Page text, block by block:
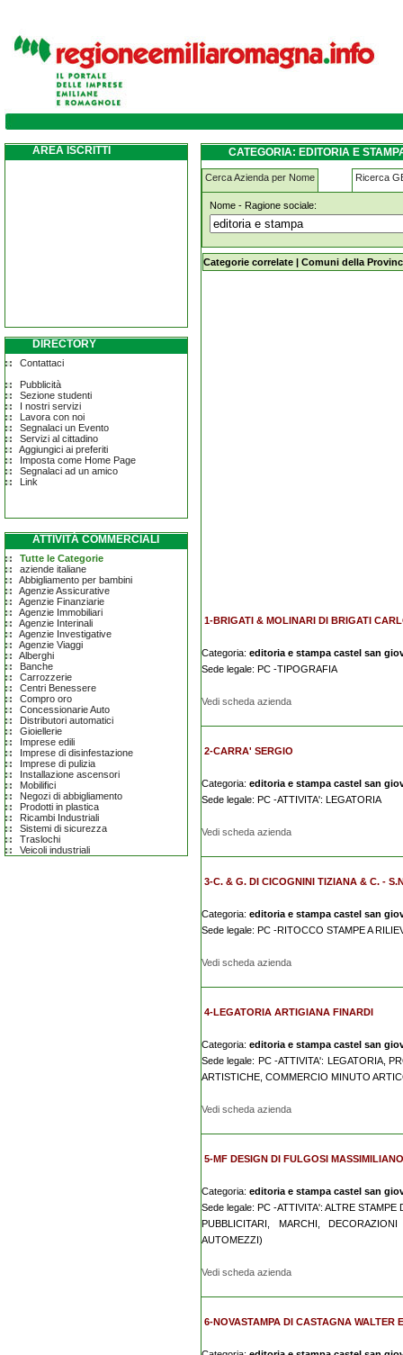
editoria-e-stampa castel-san-giovanni
AREA ISCRITTI
DIRECTORY
Contattaci
Pubblicità
Sezione studenti
I nostri servizi
Lavora con noi
Segnalaci un Evento
Servizi al cittadino
Aggiungici ai preferiti
Imposta come Home Page
Segnalaci ad un amico
Link
ATTIVITÀ COMMERCIALI
Tutte le Categorie
aziende italiane
Abbigliamento per bambini
Agenzie Assicurative
Agenzie Finanziarie
Agenzie Immobiliari
Agenzie Interinali
Agenzie Investigative
Agenzie Viaggi
Alberghi
Banche
Carrozzerie
Centri Benessere
Compro oro
Concessionarie Auto
Distributori automatici
Gioiellerie
Imprese edili
Imprese di disinfestazione
Imprese di pulizia
Installazione ascensori
Mobilifici
Negozi di abbigliamento
Prodotti in plastica
Ricambi Industriali
Sistemi di sicurezza
Traslochi
Veicoli industriali
CATEGORIA: EDITORIA E
Cerca Azienda per Nome Ricerca
Nome - Ragione sociale:
editoria-e-stampa castel-san-
Categorie correlate | Comuni della
1-BRIGATI & MOLINARI DI BRIGATI
Categoria: editoria e stampa castel san
Sede legale: PC -TIPOGRAFIA
Vedi scheda azienda
2-CARRA' SERGIO
Categoria: editoria e stampa castel san
Sede legale: PC -ATTIVITA': LEGATORIA
Vedi scheda azienda
3-C. & G. DI CICOGNINI TIZIANA & C. -
Categoria: editoria e stampa castel san
Sede legale: PC -RITOCCO STAMPE A
Vedi scheda azienda
4-LEGATORIA ARTIGIANA FINARDI
Categoria: editoria e stampa castel san
Sede legale: PC -ATTIVITA': LEGATORIA,
ARTISTICHE, COMMERCIO MINUTO
Vedi scheda azienda
5-MF DESIGN DI FULGOSI
Categoria: editoria e stampa castel san
Sede legale: PC -ATTIVITA': ALTRE
PUBBLICITARI, MARCHI,
AUTOMEZZI)
Vedi scheda azienda
6-NOVASTAMPA DI CASTAGNA WALTER